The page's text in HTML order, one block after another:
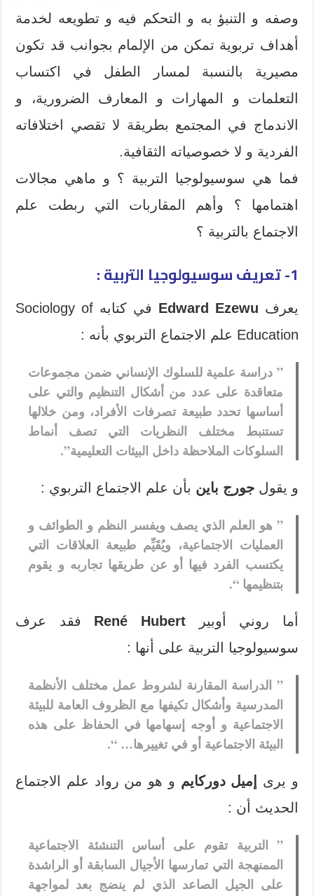
وصفه و التنبؤ به و التحكم فيه و تطويعه لخدمة
أهداف تربوية تمكن من الإلمام بجوانب قد تكون
مصيرية بالنسبة لمسار الطفل في اكتساب
التعلمات و المهارات و المعارف الضرورية، و
الاندماج في المجتمع بطريقة لا تقصي اختلافاته
الفردية و لا خصوصياته الثقافية.
فما هي سوسيولوجيا التربية ؟ و ماهي مجالات
اهتمامها ؟ وأهم المقاربات التي ربطت علم
الاجتماع بالتربية ؟
1- تعريف سوسيولوجيا التربية :
يعرف Edward Ezewu
في كتابه Sociology of
Education علم الاجتماع التربوي بأنه :
” دراسة علمية للسلوك الإنساني ضمن مجموعات
متعاقدة على عدد من أشكال التنظيم والتي على
أساسها تحدد طبيعة تصرفات الأفراد، ومن خلالها
تستنبط مختلف النظريات التي تصف أنماط
السلوكات الملاحظة داخل البيئات التعليمية”.
و يقولجورج باين بأن علم الاجتماع التربوي :
” هو العلم الذي يصف ويفسر النظم و الطوائف و
العمليات الاجتماعية، ويُقَيِّم طبيعة العلاقات التي
يكتسب الفرد فيها أو عن طريقها تجاربه و يقوم
بتنظيمها “.
أما روني أوبير René Hubert فقد عرف
سوسيولوجيا التربية على أنها :
” الدراسة المقارنة لشروط عمل مختلف الأنظمة
المدرسية وأشكال تكيفها مع الظروف العامة للبيئة
الاجتماعية و أوجه إسهامها في الحفاظ على هذه
البيئة الاجتماعية أو في تغييرها… “.
و يرى إميل دوركايم و هو من رواد علم الاجتماع
الحديث أن :
” التربية تقوم على أساس التنشئة الاجتماعية
الممنهجة التي تمارسها الأجيال السابقة أو الراشدة
على الجيل الصاعد الذي لم ينضج بعد لمواجهة